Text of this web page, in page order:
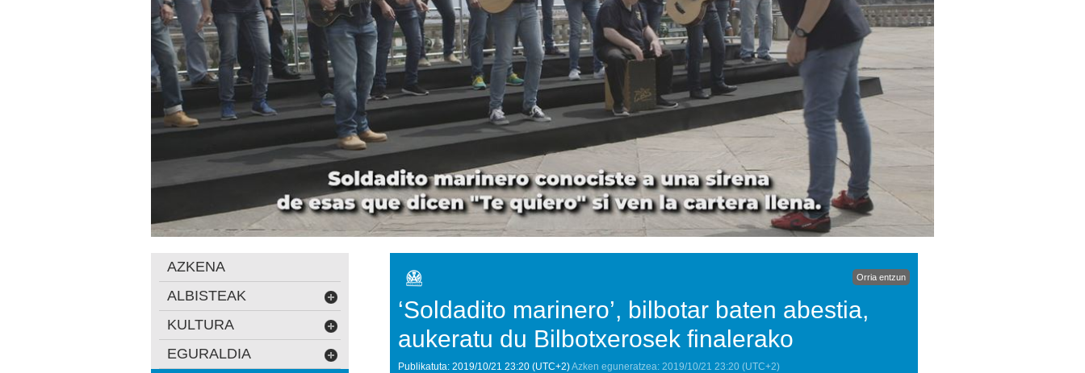
Orria entzun
‘Soldadito marinero’, bilbotar baten abestia,
aukeratu du Bilbotxerosek finalerako
Publikatuta: 2019/10/21 23:20 (UTC+2)Azken eguneratzea: 2019/10/21 23:20 (UTC+2)
AZKENA
ALBISTEAK
KULTURA
EGURALDIA